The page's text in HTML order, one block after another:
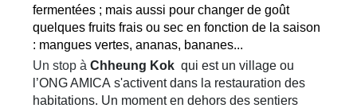
fermentées ; mais aussi pour changer de goût
quelques fruits frais ou sec en fonction de la saison
: mangues vertes, ananas, bananes...
Un stop àChheung Kok qui est un village ou
l’ONG AMICA s'activent dans la restauration des
habitations. Un moment en dehors des sentiers